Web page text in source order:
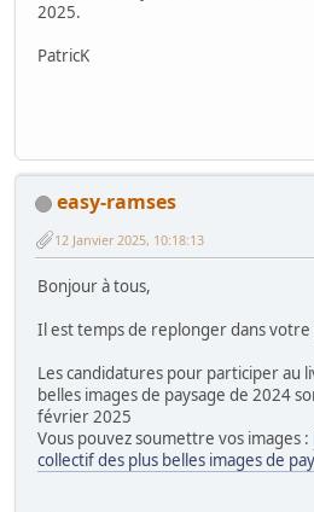
2025.
PatricK
easy-ramses
12 Janvier 2025, 10:18:13
Bonjour à tous,
Il est temps de replonger dans
Les candidatures pour participer au
belles images de paysage de 2024
février 2025
Vous pouvez soumettre vos images :
collectif des plus belles images de